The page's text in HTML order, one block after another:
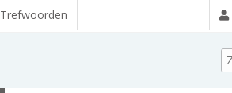
Trefwoorden